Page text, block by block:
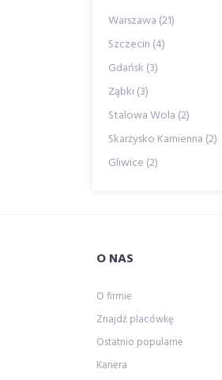
Warszawa (21)
Szczecin (4)
Gdańsk (3)
Ząbki (3)
Stalowa Wola (2)
Skarżysko Kamienna (2)
Gliwice (2)
O NAS
O firmie
Znajdź placówkę
Ostatnio popularne
Kariera